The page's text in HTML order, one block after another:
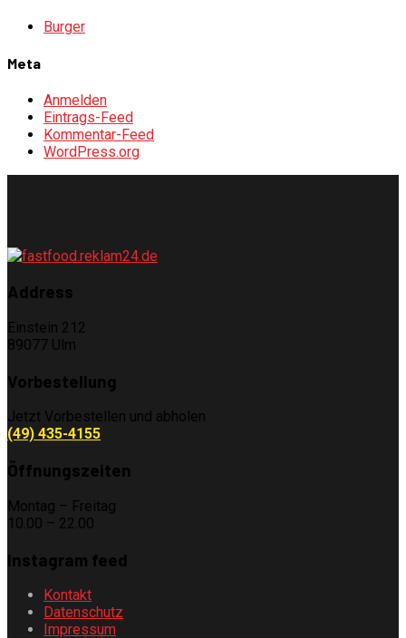
Burger
Meta
Anmelden
Eintrags-Feed
Kommentar-Feed
WordPress.org
Address
Einstein 212
89077 Ulm
Vorbestellung
Jetzt Vorbestellen und abholen
(49) 435-4155
Öffnungszeiten
Montag – Freitag
10.00 – 22.00
Instagram feed
Kontakt
Datenschutz
Impressum